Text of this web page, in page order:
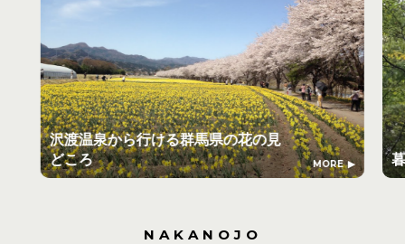
沢渡温泉から行ける群馬県の花の見
どころ
MORE
NAKANOJO